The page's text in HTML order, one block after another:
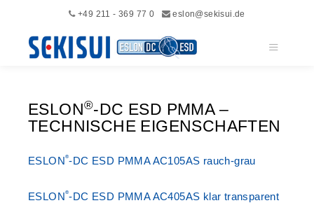
+49 211 - 369 77 0 eslon@sekisui.de
ESLON ®-DC ESD PMMA –
TECHNISCHE EIGENSCHAFTEN
ESLON®-DC ESD PMMA AC105AS rauch-grau
ESLON®-DC ESD PMMA AC405AS klar transparent